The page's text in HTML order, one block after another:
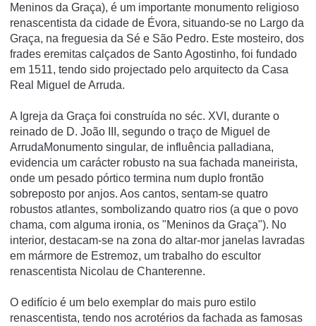
Meninos da Graça), é um importante monumento religioso
renascentista da cidade de Évora, situando-se no Largo da
Graça, na freguesia da Sé e São Pedro. Este mosteiro, dos
frades eremitas calçados de Santo Agostinho, foi fundado
em 1511, tendo sido projectado pelo arquitecto da Casa
Real Miguel de Arruda.
A Igreja da Graça foi construída no séc. XVI, durante o
reinado de D. João III, segundo o traço de Miguel de
ArrudaMonumento singular, de influência palladiana,
evidencia um carácter robusto na sua fachada maneirista,
onde um pesado pórtico termina num duplo frontão
sobreposto por anjos. Aos cantos, sentam-se quatro
robustos atlantes, sombolizando quatro rios (a que o povo
chama, com alguma ironia, os "Meninos da Graça"). No
interior, destacam-se na zona do altar-mor janelas lavradas
em mármore de Estremoz, um trabalho do escultor
renascentista Nicolau de Chanterenne.
O edifí­cio é um belo exemplar do mais puro estilo
renascentista, tendo nos acrotérios da fachada as famosas